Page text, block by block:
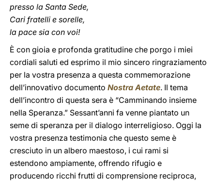
presso la Santa Sede,
Cari fratelli e sorelle,
la pace sia con voi!
È con gioia e profonda gratitudine che porgo i miei
cordiali saluti ed esprimo il mio sincero ringraziamento
per la vostra presenza a questa commemorazione
dell’innovativo documento Nostra Aetate. Il tema
dell’incontro di questa sera è “Camminando insieme
nella Speranza.” Sessant’anni fa venne piantato un
seme di speranza per il dialogo interreligioso. Oggi la
vostra presenza testimonia che questo seme è
cresciuto in un albero maestoso, i cui rami si
estendono ampiamente, offrendo rifugio e
producendo ricchi frutti di comprensione reciproca,